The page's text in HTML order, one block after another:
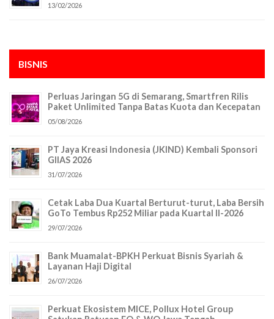
13/02/2026
BISNIS
Perluas Jaringan 5G di Semarang, Smartfren Rilis
Paket Unlimited Tanpa Batas Kuota dan Kecepatan
05/08/2026
PT Jaya Kreasi Indonesia (JKIND) Kembali Sponsori
GIIAS 2026
31/07/2026
Cetak Laba Dua Kuartal Berturut-turut, Laba Bersih
GoTo Tembus Rp252 Miliar pada Kuartal II-2026
29/07/2026
Bank Muamalat-BPKH Perkuat Bisnis Syariah &
Layanan Haji Digital
26/07/2026
Perkuat Ekosistem MICE, Pollux Hotel Group